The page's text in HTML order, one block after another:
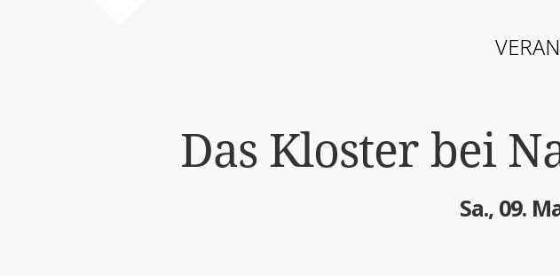
Das Klos­ter bei
Sa., 09.